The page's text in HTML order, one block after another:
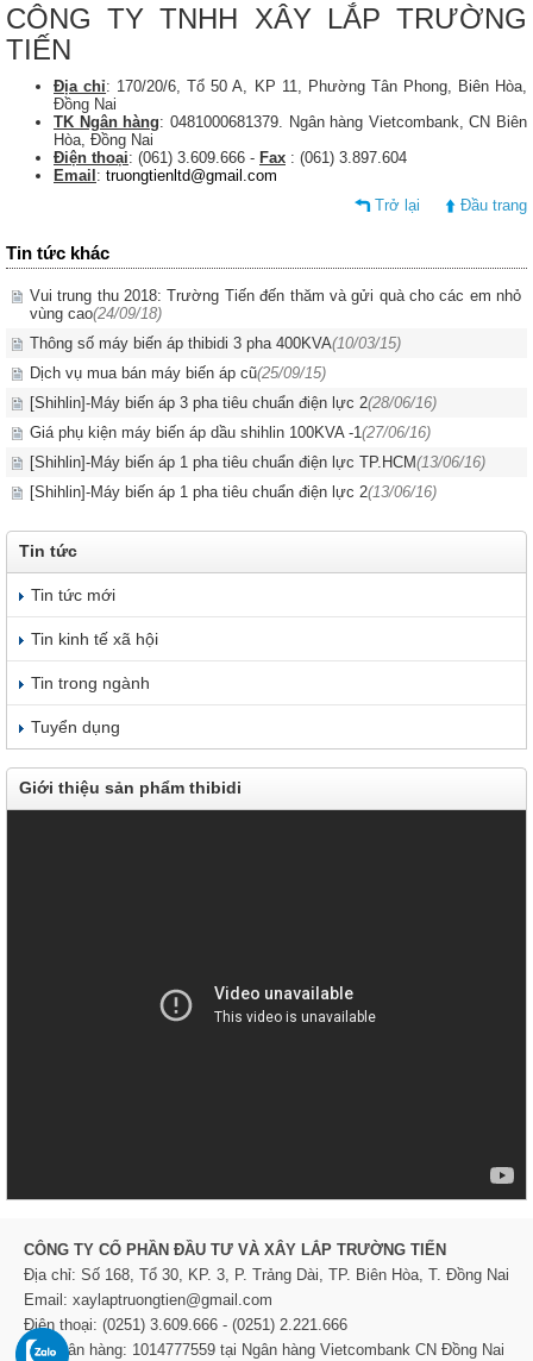
CÔNG TY TNHH XÂY LẮP TRƯỜNG
TIẾN
Địa chỉ: 170/20/6, Tổ 50 A, KP 11, Phường Tân Phong, Biên Hòa,
Đồng Nai
TK Ngân hàng: 0481000681379. Ngân hàng Vietcombank, CN Biên
Hòa, Đồng Nai
Điện thoại: (061) 3.609.666 - Fax : (061) 3.897.604
Email : truongtienltd@gmail.com
Trở lại
Đầu trang
Tin tức khác
Vui trung thu 2018: Trường Tiến đến thăm và gửi quà cho các em nhỏ
vùng cao(24/09/18)
Thông số máy biến áp thibidi 3 pha 400KVA(10/03/15)
Dịch vụ mua bán máy biến áp cũ(25/09/15)
[Shihlin]-Máy biến áp 3 pha tiêu chuẩn điện lực 2(28/06/16)
Giá phụ kiện máy biến áp dầu shihlin 100KVA -1 (27/06/16)
[Shihlin]-Máy biến áp 1 pha tiêu chuẩn điện lực TP.HCM(13/06/16)
[Shihlin]-Máy biến áp 1 pha tiêu chuẩn điện lực 2(13/06/16)
Tin tức
Tin tức mới
Tin kinh tế xã hội
Tin trong ngành
Tuyển dụng
Giới thiệu sản phẩm thibidi
CÔNG TY CỔ PHẦN ĐẦU TƯ VÀ XÂY LẮP TRƯỜNG TIẾN
Địa chỉ: Số 168, Tổ 30, KP. 3, P. Trảng Dài, TP. Biên Hòa, T. Đồng Nai
Email: xaylaptruongtien@gmail.com
Điện thoại: (0251) 3.609.666 - (0251) 2.221.666
TK Ngân hàng: 1014777559 tại Ngân hàng Vietcombank CN Đồng Nai